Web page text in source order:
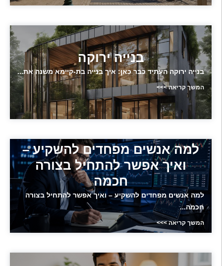
בנייה ירוקה
בנייה ירוקה העתיד כבר כאן: איך בנייה בת-קיימא משנה את...
המשך קריאה >>>
למה אנשים מפחדים להשקיע –
ואיך אפשר להתחיל בצורה
חכמה
למה אנשים מפחדים להשקיע – ואיך אפשר להתחיל בצורה
חכמה...
המשך קריאה >>>